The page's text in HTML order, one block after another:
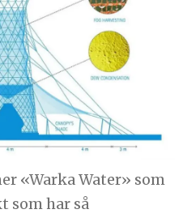
«Warka Water» som
som har så